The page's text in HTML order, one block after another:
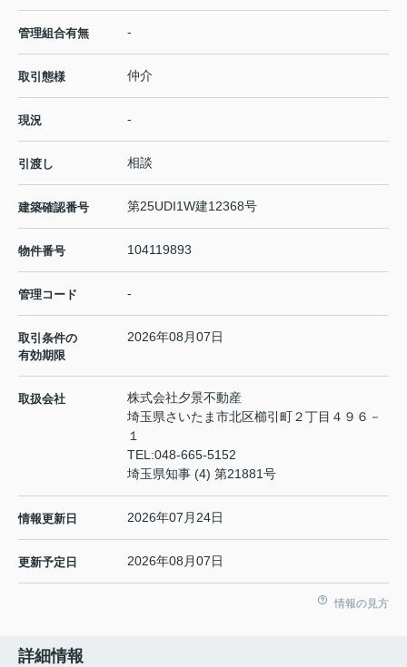
管理組合有無 -
取引態様 仲介
現況 -
引渡し 相談
建築確認番号 第25UDI1W建12368号
物件番号 104119893
管理コード -
取引条件の
有効期限
2026年08月07日
取扱会社
株式会社夕景不動産
埼玉県さいたま市北区櫛引町２丁目４９６－
１
TEL:048-665-5152
埼玉県知事 (4) 第21881号
情報更新日 2026年07月24日
更新予定日 2026年08月07日
情報の見方
詳細情報